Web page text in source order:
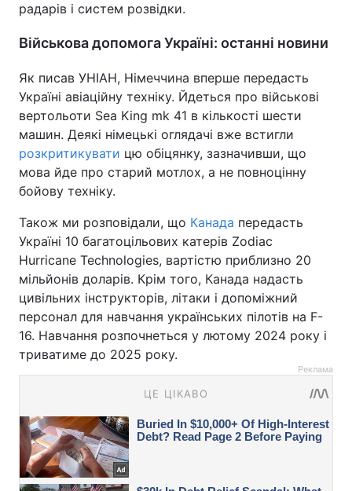
радарів і систем розвідки.
Військова допомога Україні: останні новини
Як писав УНІАН, Німеччина вперше передасть
Україні авіаційну техніку. Йдеться про військові
вертольоти Sea King mk 41 в кількості шести
машин. Деякі німецькі оглядачі вже встигли
розкритикувати цю обіцянку, зазначивши, що
мова йде про старий мотлох, а не повноцінну
бойову техніку.
Також ми розповідали, що Канада передасть
Україні 10 багатоцільових катерів Zodiac
Hurricane Technologies, вартістю приблизно 20
мільйонів доларів. Крім того, Канада надасть
цивільних інструкторів, літаки і допоміжний
персонал для навчання українських пілотів на F-
16. Навчання розпочнеться у лютому 2024 року і
триватиме до 2025 року.
Реклама